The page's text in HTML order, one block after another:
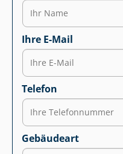
Ihre E-Mail
Telefon
Gebäudeart